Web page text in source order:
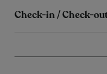
Check-in / Check-